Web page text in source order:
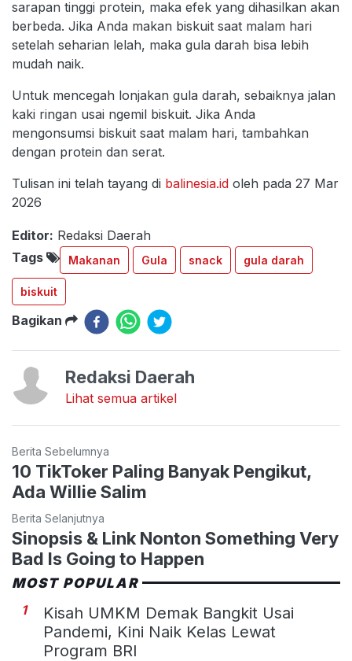
sarapan tinggi protein, maka efek yang dihasilkan akan
berbeda. Jika Anda makan biskuit saat malam hari
setelah seharian lelah, maka gula darah bisa lebih
mudah naik.
Untuk mencegah lonjakan gula darah, sebaiknya jalan
kaki ringan usai ngemil biskuit. Jika Anda
mengonsumsi biskuit saat malam hari, tambahkan
dengan protein dan serat.
Tulisan ini telah tayang di balinesia.id oleh pada 27 Mar
2026
Editor: Redaksi Daerah
Tags
Makanan Gula snack gula darah
biskuit
Bagikan
Redaksi Daerah
Lihat semua artikel
Berita Sebelumnya
10 TikToker Paling Banyak Pengikut,
Ada Willie Salim
Berita Selanjutnya
Sinopsis & Link Nonton Something Very
Bad Is Going to Happen
MOST POPULAR
1
Kisah UMKM Demak Bangkit Usai
Pandemi, Kini Naik Kelas Lewat
Program BRI